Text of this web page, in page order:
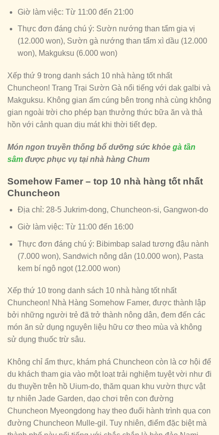
Giờ làm việc: Từ 11:00 đến 21:00
Thực đơn đáng chú ý: Sườn nướng than tẩm gia vị
(12.000 won), Sườn gà nướng than tẩm xì dầu (12.000
won), Makguksu (6.000 won)
Xếp thứ 9 trong danh sách 10 nhà hàng tốt nhất
Chuncheon! Trang Trại Sườn Gà nổi tiếng với dak galbi và
Makguksu. Không gian ấm cúng bên trong nhà cùng không
gian ngoài trời cho phép bạn thưởng thức bữa ăn và thả
hồn với cảnh quan dịu mát khi thời tiết đẹp.
Món ngon truyền thống bổ dưỡng sức khỏe gà tần
sâm được phục vụ tại nhà hàng Chum
Somehow Famer – top 10 nhà hàng tốt nhất
Chuncheon
Địa chỉ: 28-5 Jukrim-dong, Chuncheon-si, Gangwon-do
Giờ làm việc: Từ 11:00 đến 16:00
Thực đơn đáng chú ý: Bibimbap salad tương đậu nành
(7.000 won), Sandwich nông dân (10.000 won), Pasta
kem bí ngô ngọt (12.000 won)
Xếp thứ 10 trong danh sách 10 nhà hàng tốt nhất
Chuncheon! Nhà Hàng Somehow Famer, được thành lập
bởi những người trẻ đã trở thành nông dân, đem đến các
món ăn sử dụng nguyên liệu hữu cơ theo mùa và không
sử dụng thuốc trừ sâu.
Không chỉ ẩm thực, khám phá Chuncheon còn là cơ hội để
du khách tham gia vào một loạt trải nghiệm tuyệt vời như đi
du thuyền trên hồ Uium-do, thăm quan khu vườn thực vật
tự nhiên Jade Garden, dạo chơi trên con đường
Chuncheon Myeongdong hay theo đuổi hành trình qua con
đường Chuncheon Mulle-gil. Tuy nhiên, điểm đặc biệt mà